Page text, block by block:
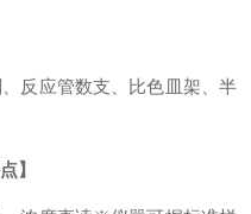
反应管数支、比色皿架、半
】